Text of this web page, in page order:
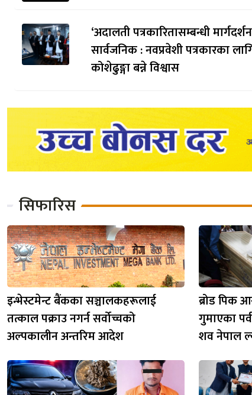
‘अदालती पत्रकारितासम्बन्धी
सार्वजनिक : नवप्रवेशी पत्रकारका
कोशेढुङ्गा बन्ने विश्वास
सिफारिस
इन्भेस्टमेन्ट बैंकका सञ्चालकहरूलाई
तत्काल पक्राउ नगर्न सर्वोच्चको
अल्पकालीन अन्तरिम आदेश
ब्रोड पिक
गुमाएका
शव नेपाल